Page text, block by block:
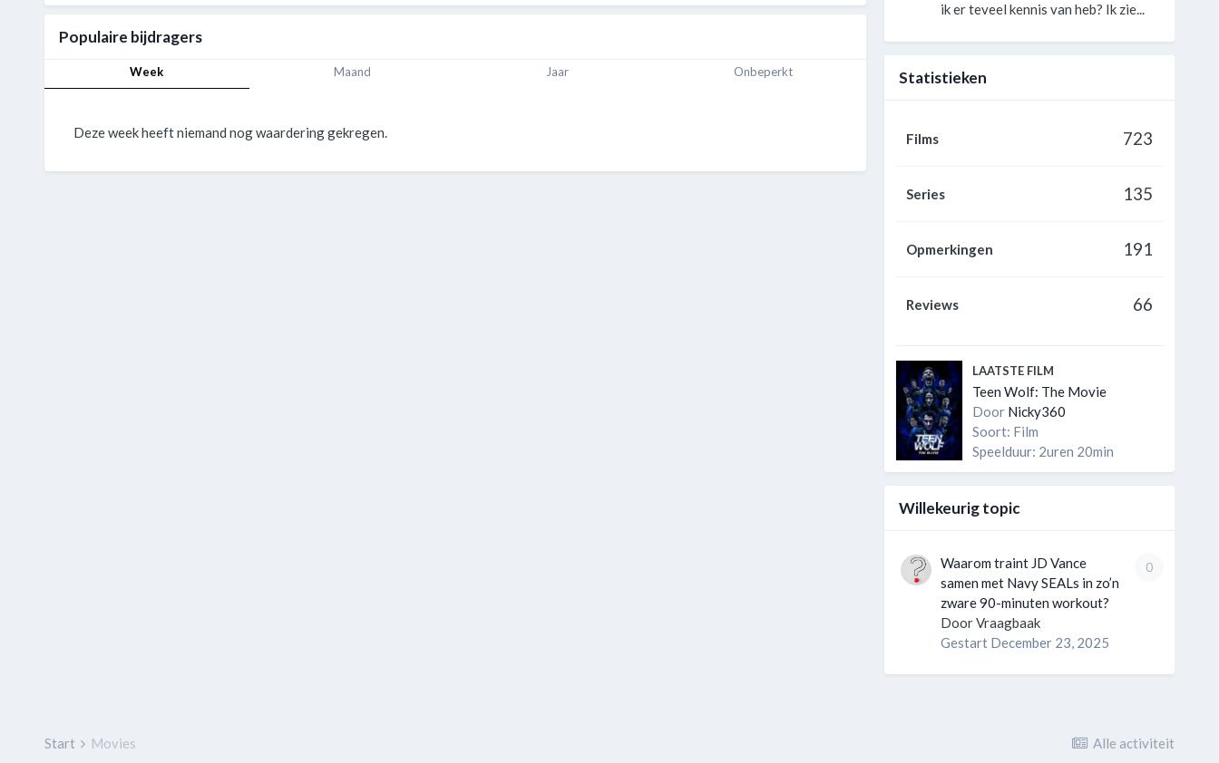
Populaire bijdragers
Week Maand Jaar Onbeperkt
Deze week heeft niemand nog waardering gekregen.
ik er teveel kennis van heb? Ik zie...
Statistieken
Films 723
Series 135
Opmerkingen 191
Reviews 66
LAATSTE FILM
Teen Wolf: The Movie
Door Nicky360
Soort: Film
Speelduur: 2uren 20min
Willekeurig topic
0
Waarom traint JD Vance
samen met Navy SEALs in zo’n
zware 90-minuten workout?
DoorVraagbaak
Gestart December 23, 2025
Alle activiteit
Start Movies